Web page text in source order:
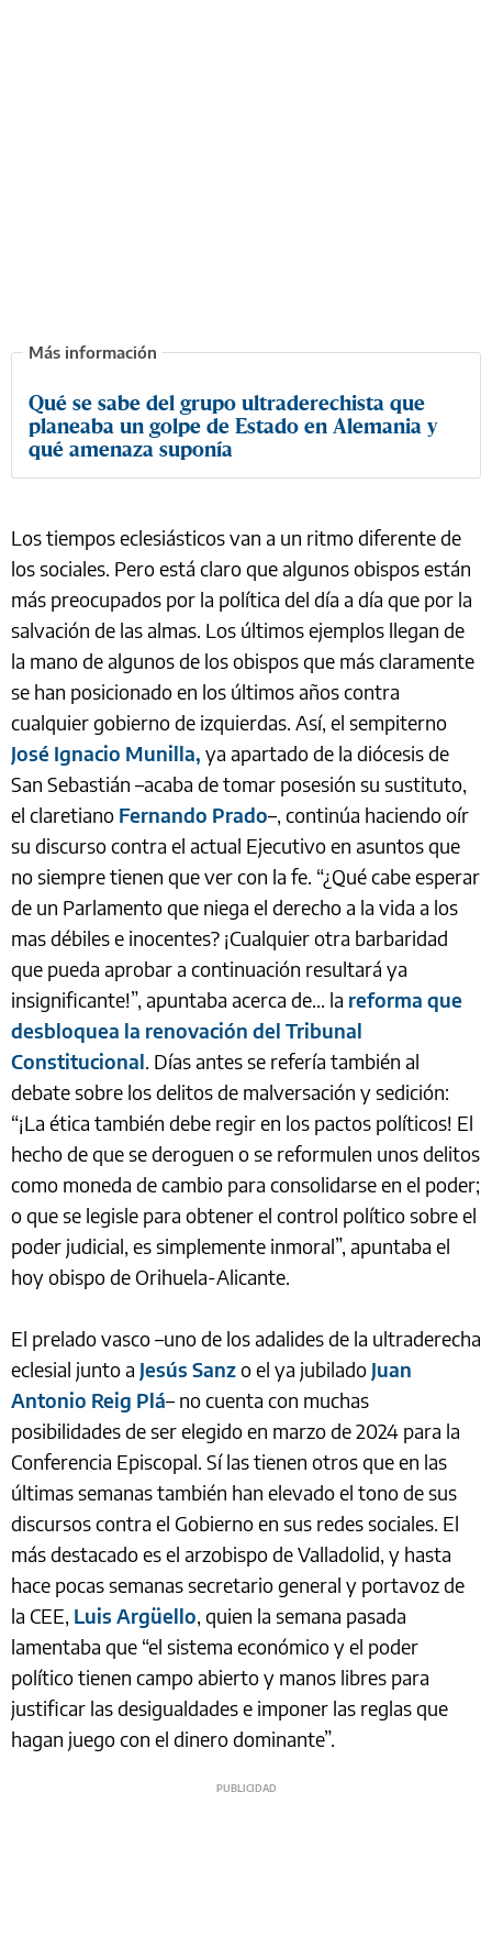
Qué se sabe del grupo ultraderechista que
planeaba un golpe de Estado en Alemania y
qué amenaza suponía
Los tiempos eclesiásticos van a un ritmo diferente de
los sociales. Pero está claro que algunos obispos están
más preocupados por la política del día a día que por la
salvación de las almas. Los últimos ejemplos llegan de
la mano de algunos de los obispos que más claramente
se han posicionado en los últimos años contra
cualquier gobierno de izquierdas. Así, el sempiterno
José Ignacio Munilla, ya apartado de la diócesis de
San Sebastián –acaba de tomar posesión su sustituto,
el claretiano Fernando Prado–, continúa haciendo oír
su discurso contra el actual Ejecutivo en asuntos que
no siempre tienen que ver con la fe. “¿Qué cabe esperar
de un Parlamento que niega el derecho a la vida a los
mas débiles e inocentes? ¡Cualquier otra barbaridad
que pueda aprobar a continuación resultará ya
insignificante!”, apuntaba acerca de... la reforma que
desbloquea la renovación del Tribunal
Constitucional. Días antes se refería también al
debate sobre los delitos de malversación y sedición:
“¡La ética también debe regir en los pactos políticos! El
hecho de que se deroguen o se reformulen unos delitos
como moneda de cambio para consolidarse en el poder;
o que se legisle para obtener el control político sobre el
poder judicial, es simplemente inmoral”, apuntaba el
hoy obispo de Orihuela-Alicante.
El prelado vasco –uno de los adalides de la ultraderecha
eclesial junto a Jesús Sanzo el ya jubilado Juan
Antonio Reig Plá– no cuenta con muchas
posibilidades de ser elegido en marzo de 2024 para la
Conferencia Episcopal. Sí las tienen otros que en las
últimas semanas también han elevado el tono de sus
discursos contra el Gobierno en sus redes sociales. El
más destacado es el arzobispo de Valladolid, y hasta
hace pocas semanas secretario general y portavoz de
la CEE, Luis Argüello, quien la semana pasada
lamentaba que “el sistema económico y el poder
político tienen campo abierto y manos libres para
justificar las desigualdades e imponer las reglas que
hagan juego con el dinero dominante”.